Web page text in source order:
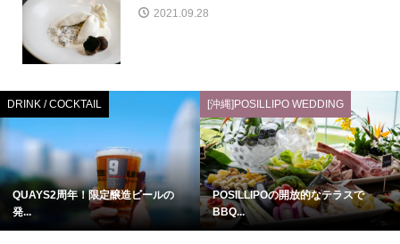
2021.09.28
DRINK / COCKTAIL
QUAYS2周年！限定醸造ビールの
発...
[沖縄]POSILLIPO WEDDING
POSILLIPOの開放的なテラスで
BBQ...